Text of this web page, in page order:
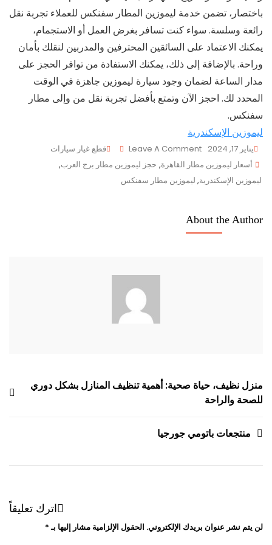
باختصار، تضمن خدمة ليموزين المطار سفنكس للعملاء تجربة نقل
رائعة وسلسة. سواء كنت تسافر بغرض العمل أو الاستجمام،
يمكنك الاعتماد على السائقين المحترفين والمدربين لنقلك بأمان
وراحة. بالإضافة إلى ذلك، يمكنك الاستفادة من توافر الحجز على
مدار الساعة لضمان وجود سيارة ليموزين جاهزة في الوقت
المحدد لك. احجز الآن وتمتع بأفضل تجربة نقل من وإلى مطار
سفنكس.
ليموزين الإسكندرية
يناير 17, 2024 Leave A Comment
On
حجز
قطع غيار سيارات
Tags
أسعار ليموزين مطار القاهرة, حجز ليموزين مطار برج العرب,
ليموزين الإسكندرية, ليموزين مطار سفنكس
About the Author
تصفّح
المقالات
منزل نظيف، حياة صحية: أهمية تنظيف المنازل بشكل دوري
للصحة والراحة
منتجعات باتومي جورجيا
اترك تعليقاً
لن يتم نشر عنوان بريدك الإلكتروني. الحقول الإلزامية مشار إليها بـ*